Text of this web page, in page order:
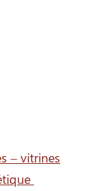
– vitrines